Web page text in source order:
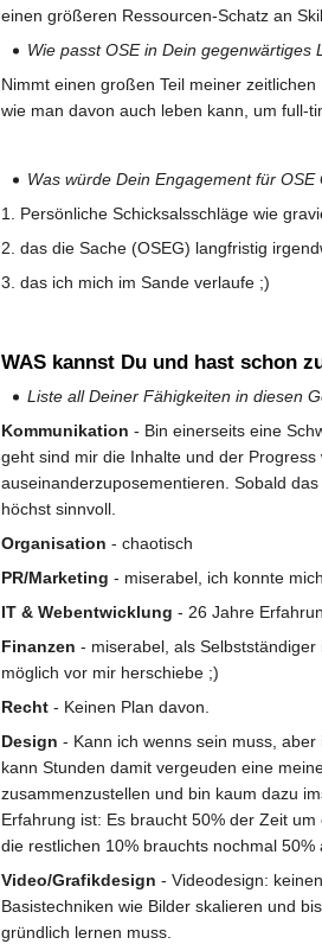
einen größeren Ressourcen-Schatz an
Wie passt OSE in Dein
Nimmt einen großen Teil meiner
wie man davon auch leben kann, um full-
Was würde Dein Engagement für
1. Persönliche Schicksalsschläge wie
2. das die Sache (OSEG) langfristig
3. das ich mich im Sande verlaufe ;)
WAS kannst Du und hast schon
Liste all Deiner Fähigkeiten in diesen
Kommunikation - Bin einerseits eine
geht sind mir die Inhalte und der
auseinanderzuposementieren. Sobald
höchst sinnvoll.
Organisation - chaotisch
PR/Marketing - miserabel, ich konnte
IT & Webentwicklung - 26 Jahre
Finanzen - miserabel, als
möglich vor mir herschiebe ;)
Recht - Keinen Plan davon.
Design - Kann ich wenns sein muss,
kann Stunden damit vergeuden eine
zusammenzustellen und bin kaum dazu
Erfahrung ist: Es braucht 50% der Zeit
die restlichen 10% brauchts nochmal 50%
Video/Grafikdesign - Videodesign:
Basistechniken wie Bilder skalieren und
gründlich lernen muss.